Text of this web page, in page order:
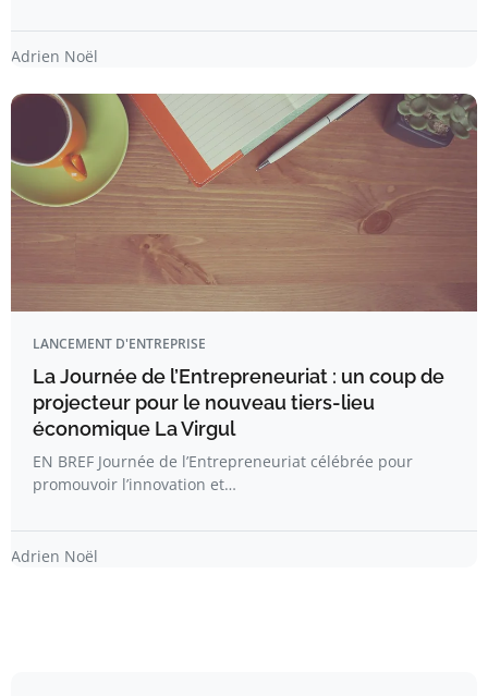
Adrien Noël
LANCEMENT D'ENTREPRISE
La Journée de l’Entrepreneuriat : un coup de
projecteur pour le nouveau tiers-lieu
économique La Virgul
EN BREF Journée de l’Entrepreneuriat célébrée pour
promouvoir l’innovation et…
Adrien Noël